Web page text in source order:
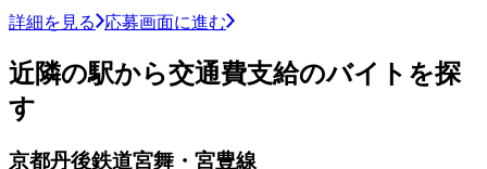
詳細を見る 応募画面に進む
近隣の駅から交通費支給のバイトを探
す
京都丹後鉄道宮舞・宮豊線